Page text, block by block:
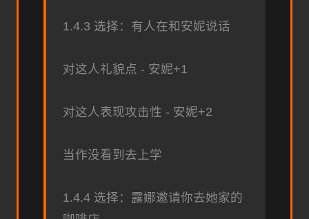
1.4.3 选择：有人在和安妮说话
对这人礼貌点 - 安妮+1
对这人表现攻击性 - 安妮+2
当作没看到去上学
1.4.4 选择：露娜邀请你去她家的